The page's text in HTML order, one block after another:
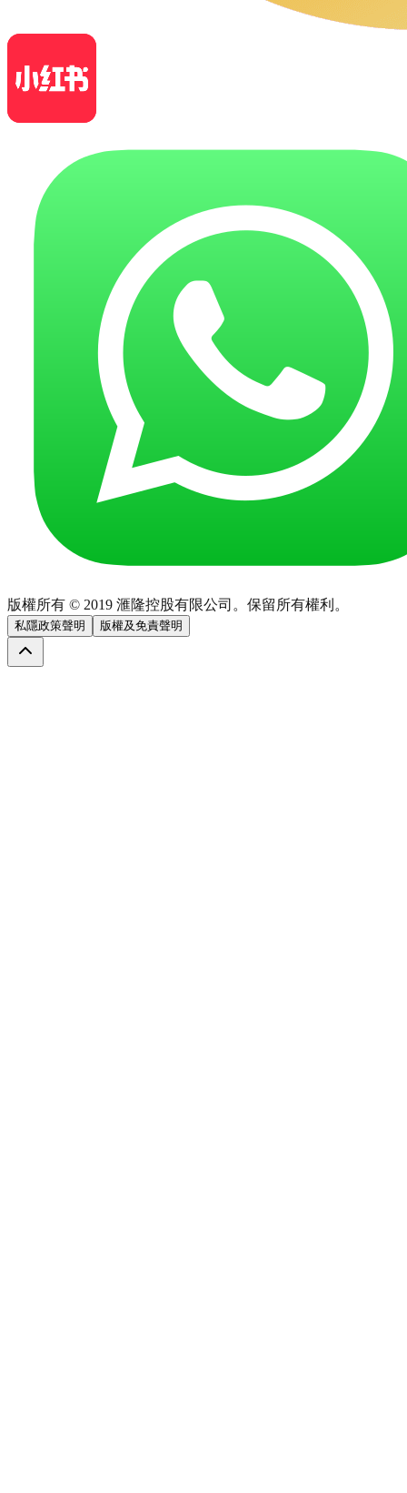
版權所有 © 2019 滙隆控股有限公司。保留所有權利。
私隱政策聲明 版權及免責聲明